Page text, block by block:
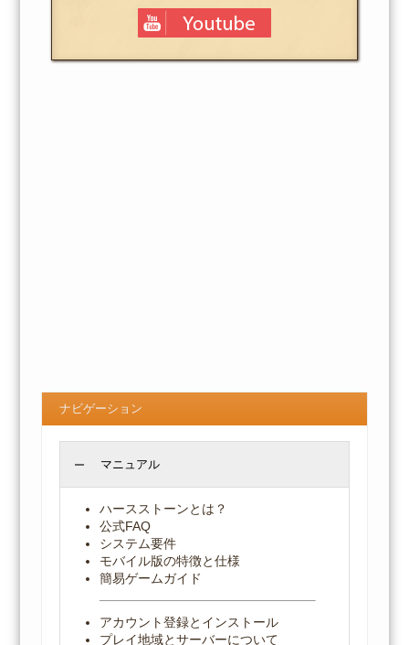
ナビゲーション
マニュアル
ハースストーンとは？
公式FAQ
システム要件
モバイル版の特徴と仕様
簡易ゲームガイド
アカウント登録とインストール
プレイ地域とサーバーについて